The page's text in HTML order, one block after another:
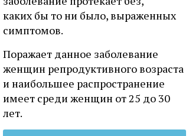
каких бы то ни было, выраженных
симптомов.
Поражает данное заболевание
женщин репродуктивного возраста
и наибольшее распространение
имеет среди женщин от 25 до 30
лет.